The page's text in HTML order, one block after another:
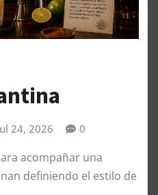
24, 2026 0
acompañar una
definiendo el estilo de